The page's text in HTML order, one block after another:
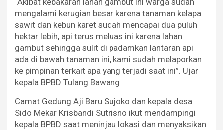
“Akibat kebakaran lahan gambut ini warga sudah
mengalami kerugian besar karena tanaman kelapa
sawit dan kebun karet sudah mencapai dua puluh
hektar lebih, api terus meluas ini karena lahan
gambut sehingga sulit di padamkan lantaran api
ada di bawah tanaman ini, kami sudah melaporkan
ke pimpinan terkait apa yang terjadi saat ini”. Ujar
kepala BPBD Tulang Bawang
Camat Gedung Aji Baru Sujoko dan kepala desa
Sido Mekar Krisbandi Sutrisno ikut mendampingi
kepala BPBD saat meninjau lokasi dan menyaksikan